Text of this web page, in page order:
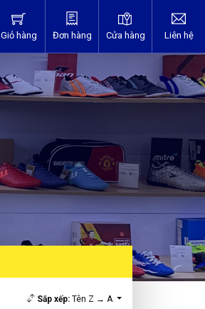
Giỏ hàng Đơn hàng Cửa hàng Liên hệ
Sắp xếp:Tên Z → A